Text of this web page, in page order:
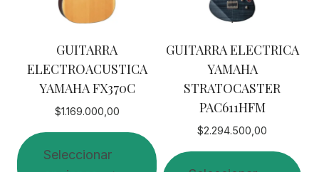
GUITARRA
ELECTROACUSTICA
YAMAHA FX370C
$1.169.000,00
Seleccionar
GUITARRA ELECTRICA
YAMAHA
STRATOCASTER
PAC611HFM
$2.294.500,00